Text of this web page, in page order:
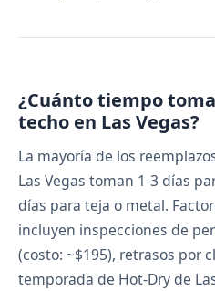
¿Cuánto tiempo
techo en Las Vegas?
La mayoría de los
Las Vegas toman 1-3 días
días para teja o metal.
incluyen inspecciones de
(costo: ~$195), retrasos por
temporada de Hot-Dry de